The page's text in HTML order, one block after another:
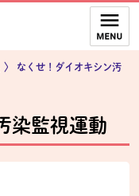
〉
なくせ！ダイオキシン汚
染監視運動